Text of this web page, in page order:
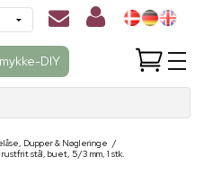
DIY
Dupper & Nøgleringe /
rustfrit stål, buet, 5/3 mm, 1 stk.